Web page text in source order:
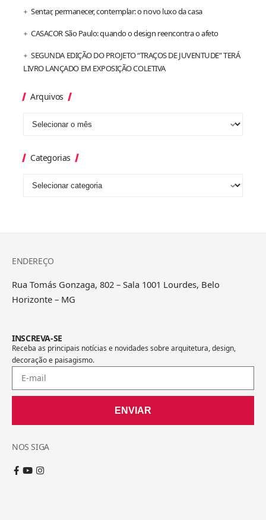
Sentar, permanecer, contemplar: o novo luxo da casa
CASACOR São Paulo: quando o design reencontra o afeto
SEGUNDA EDIÇÃO DO PROJETO “TRAÇOS DE JUVENTUDE” TERÁ
LIVRO LANÇADO EM EXPOSIÇÃO COLETIVA
Arquivos
Categorias
ENDEREÇO
Rua Tomás Gonzaga, 802 – Sala 1001 Lourdes, Belo
Horizonte – MG
INSCREVA-SE
Receba as principais notícias e novidades sobre arquitetura, design,
decoração e paisagismo.
ENVIAR
NOS SIGA